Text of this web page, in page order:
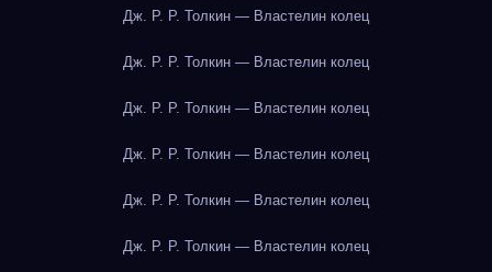
Дж. Р. Р. Толкин — Властелин колец
Дж. Р. Р. Толкин — Властелин колец
Дж. Р. Р. Толкин — Властелин колец
Дж. Р. Р. Толкин — Властелин колец
Дж. Р. Р. Толкин — Властелин колец
Дж. Р. Р. Толкин — Властелин колец